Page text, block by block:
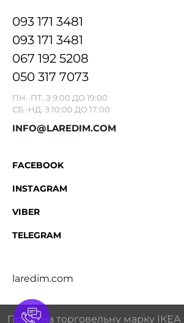
093 171 3481
093 171 3481
067 192 5208
050 317 7073
ПН.-ПТ. З 9:00 ДО 19:00
СБ.-НД. З 10:00 ДО 17:00
INFO@LAREDIM.COM
FACEBOOK
INSTAGRAM
VIBER
TELEGRAM
laredim.com
Права на торговельну марку IКЕА